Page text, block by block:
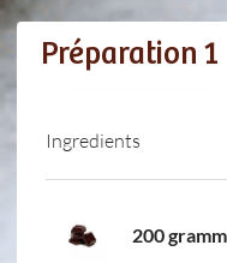
Préparation 1
Ingredients
200